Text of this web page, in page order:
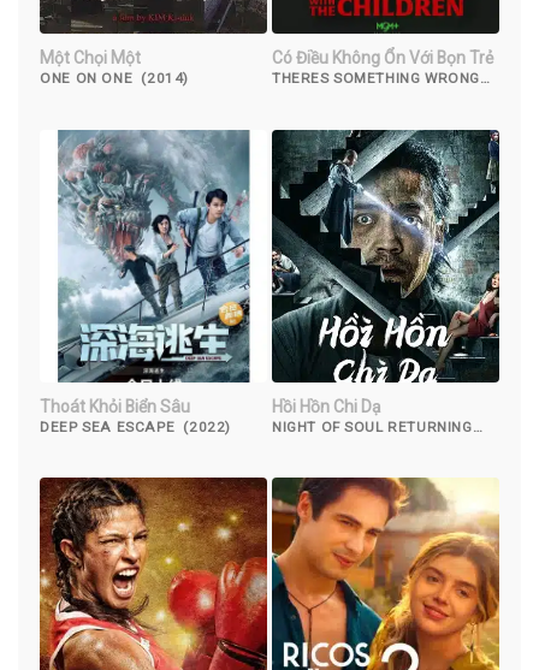
Một Chọi Một
ONE ON ONE (2014)
Có Điều Không Ổn Với Bọn Trẻ
THERES SOMETHING WRONG
Thoát Khỏi Biển Sâu
DEEP SEA ESCAPE (2022)
Hồi Hồn Chi Dạ
NIGHT OF SOUL RETURNING